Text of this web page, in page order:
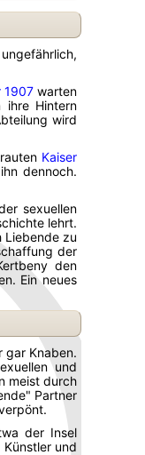
1907 warten
ihre Hintern
wird
Kaiser
dennoch.
sexuellen
lehrt.
Liebende zu
der
den
Ein neues
gar Knaben.
und
meist durch
Partner
der Insel
und